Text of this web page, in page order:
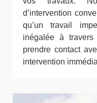
d’intervention
qu’un travail
inégalée à
prendre contact
intervention